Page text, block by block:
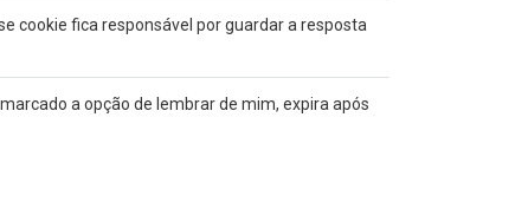
cookie fica responsável por guardar a resposta
a opção de lembrar de mim, expira após